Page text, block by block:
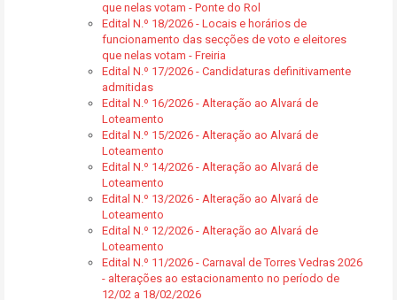
que nelas votam - Ponte do Rol
Edital N.º 18/2026 - Locais e horários de
funcionamento das secções de voto e eleitores
que nelas votam - Freiria
Edital N.º 17/2026 - Candidaturas definitivamente
admitidas
Edital N.º 16/2026 - Alteração ao Alvará de
Loteamento
Edital N.º 15/2026 - Alteração ao Alvará de
Loteamento
Edital N.º 14/2026 - Alteração ao Alvará de
Loteamento
Edital N.º 13/2026 - Alteração ao Alvará de
Loteamento
Edital N.º 12/2026 - Alteração ao Alvará de
Loteamento
Edital N.º 11/2026 - Carnaval de Torres Vedras 2026
- alterações ao estacionamento no período de
12/02 a 18/02/2026